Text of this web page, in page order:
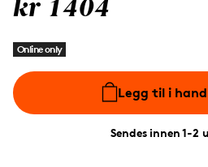
kr 1404
Online only
Legg til i
Sendes innen 1-2